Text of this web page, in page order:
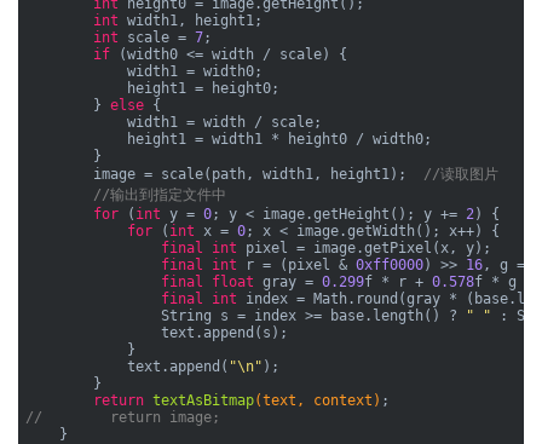
int width1, height1;
int scale = 7 ;
if (width0 <= width / scale) {
            width1 = width0;
            height1 = height0;
        }
else {
            width1 = width / scale;
            height1 = width1 * height0 / width0;
        }
        image = scale(path, width1, height1);
//读取图片
//输出到指定文件中
for ( int y = 0 ; y < image.getHeight(); y += 2 ) {
for ( int x = 0 ; x < image.getWidth(); x++) {
final
int pixel = image.getPixel(x, y);
final
int r = (pixel & 0xff0000) >> 16 , g =
final
float gray = 0.299f * r + 0.578f * g +
final
int index = Math.round(gray *
                String s = index >= base.length() ?
" " :
                text.append(s);
            }
            text.append(
"\n" );
        }
return textAsBitmap(text, context)
//        return image;
    }